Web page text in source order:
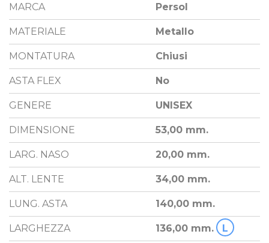
MARCA Persol
MATERIALE Metallo
MONTATURA Chiusi
ASTA FLEX No
GENERE UNISEX
DIMENSIONE 53,00 mm.
LARG. NASO 20,00 mm.
ALT. LENTE 34,00 mm.
LUNG. ASTA 140,00 mm.
LARGHEZZA 136,00 mm. L